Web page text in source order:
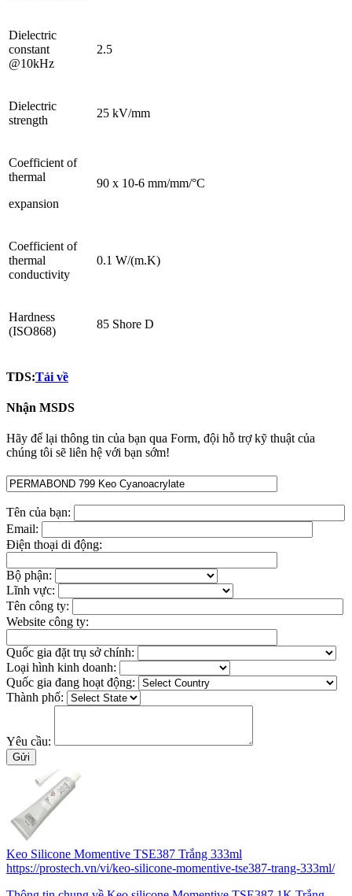
Dielectric
constant
@10kHz
2.5
Dielectric
strength
25 kV/mm
Coefficient of
thermal
expansion
90 x 10-6 mm/mm/°C
Coefficient of
thermal
conductivity
0.1 W/(m.K)
Hardness
(ISO868)
85 Shore D
TDS:Tải về
Nhận MSDS
Hãy để lại thông tin của bạn qua Form, đội hỗ trợ kỹ thuật của
chúng tôi sẽ liên hệ với bạn sớm!
Tên của bạn:
Email:
Điện thoại di động:
Bộ phận:
Lĩnh vực:
Tên công ty:
Website công ty:
Quốc gia đặt trụ sở chính:
Loại hình kinh doanh:
Quốc gia đang hoạt động:
Thành phố:
Yêu cầu:
Keo Silicone Momentive TSE387 Trắng 333ml
https://prostech.vn/vi/keo-silicone-momentive-tse387-trang-333ml/